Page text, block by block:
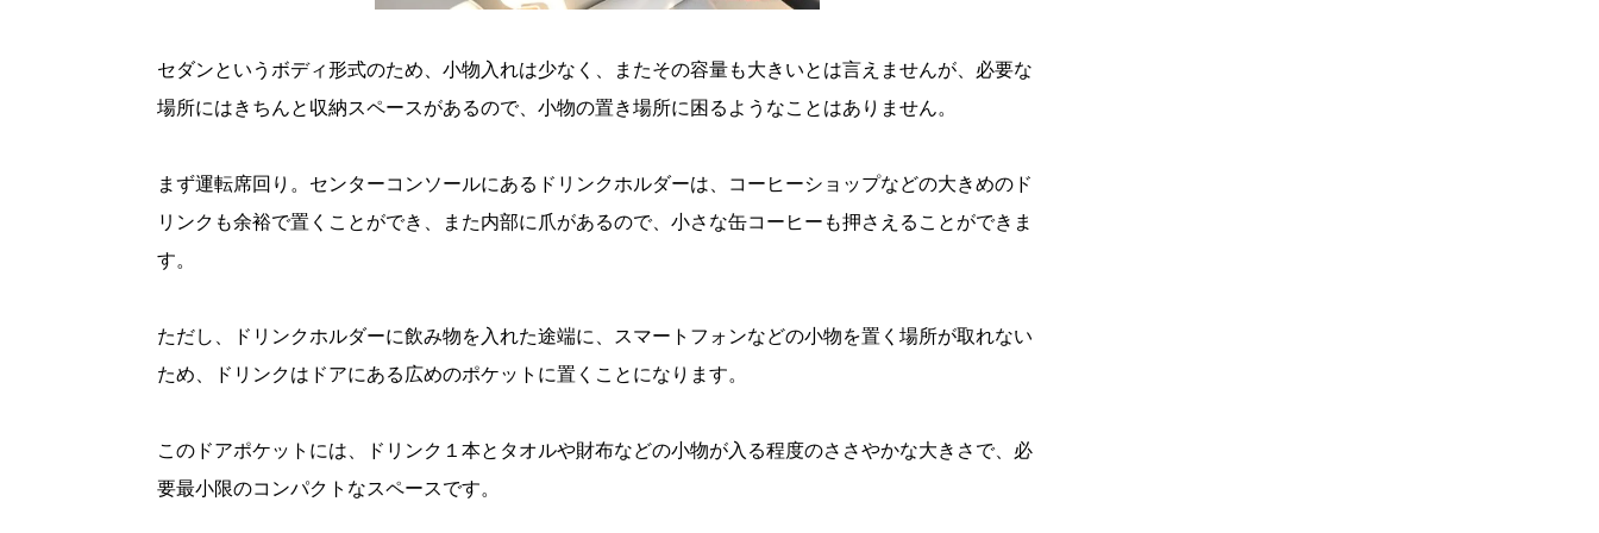
セダンというボディ形式のため、小物入れは少なく、またその容量も大きいとは言えませんが、必要な
場所にはきちんと収納スペースがあるので、小物の置き場所に困るようなことはありません。
まず運転席回り。センターコンソールにあるドリンクホルダーは、コーヒーショップなどの大きめのド
リンクも余裕で置くことができ、また内部に爪があるので、小さな缶コーヒーも押さえることができま
す。
ただし、ドリンクホルダーに飲み物を入れた途端に、スマートフォンなどの小物を置く場所が取れない
ため、ドリンクはドアにある広めのポケットに置くことになります。
このドアポケットには、ドリンク１本とタオルや財布などの小物が入る程度のささやかな大きさで、必
要最小限のコンパクトなスペースです。